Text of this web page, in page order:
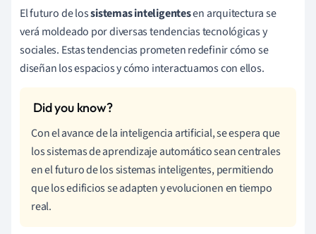
El futuro de lossistemas inteligentesen arquitectura se
verá moldeado por diversas tendencias tecnológicas y
sociales. Estas tendencias prometen redefinir cómo se
diseñan los espacios y cómo interactuamos con ellos.
Con el avance de la inteligencia artificial, se espera que
los sistemas de aprendizaje automático sean centrales
en el futuro de los sistemas inteligentes, permitiendo
que los edificios se adapten y evolucionen en tiempo
real.